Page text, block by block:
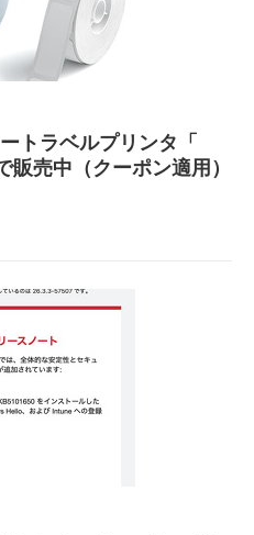
トラベルプリンタ「
販売中（クーポン適用）